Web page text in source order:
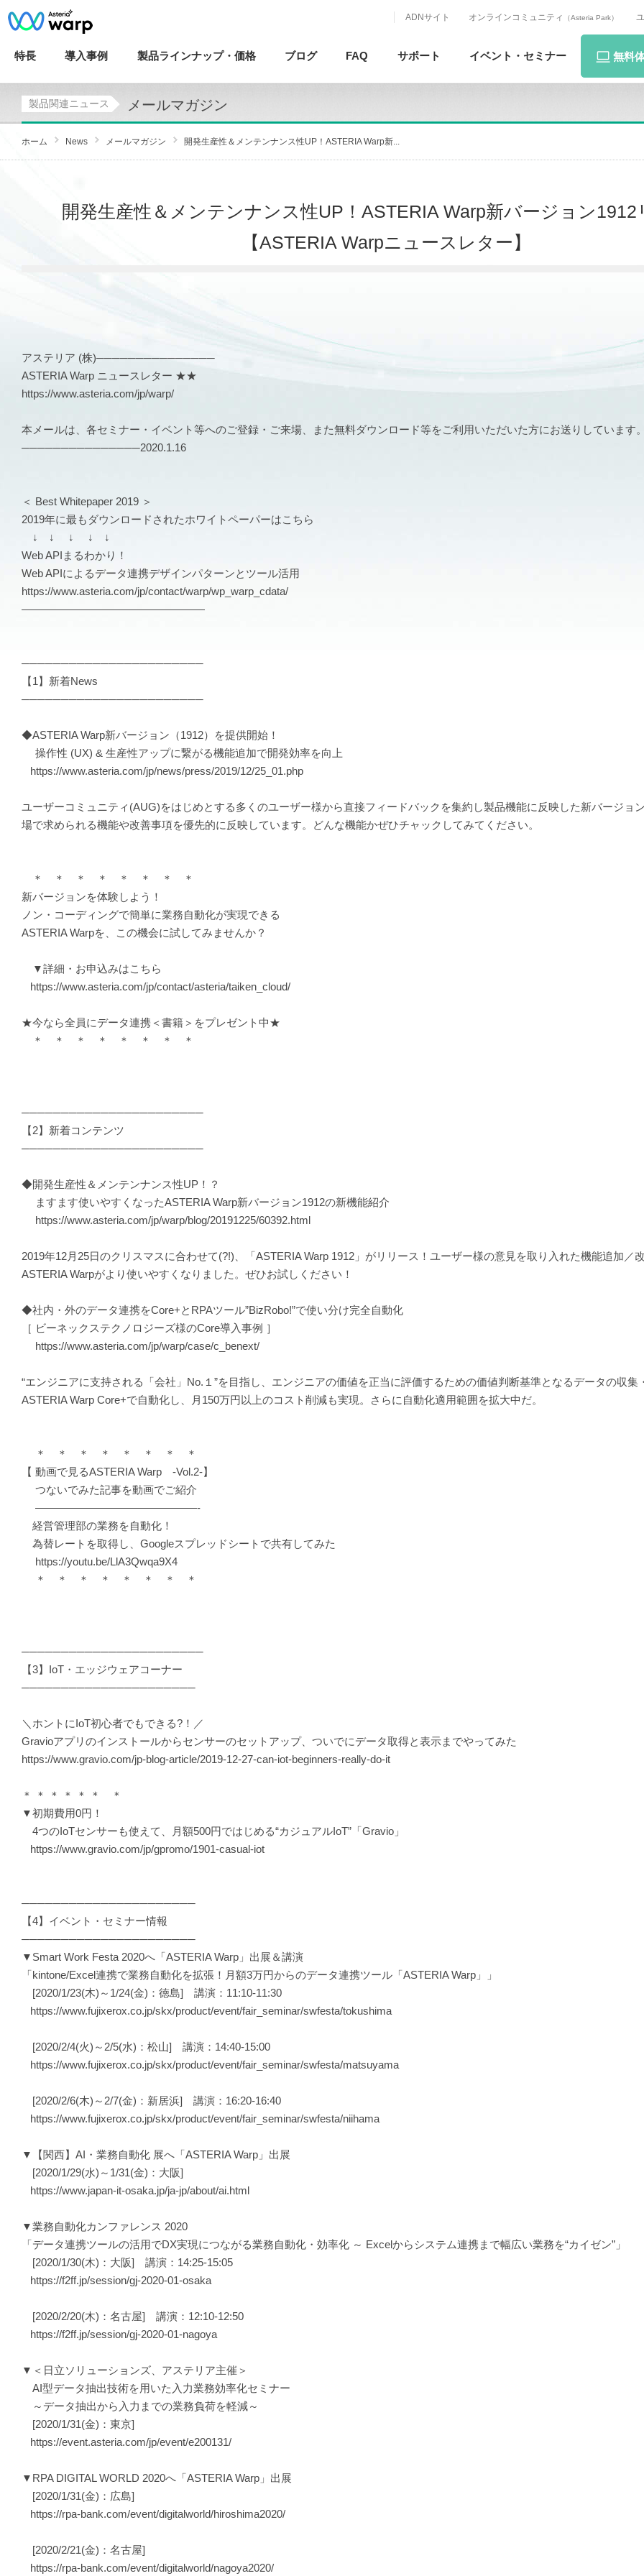
ADNサイト オンラインコミュニティ （Asteria Park）
特長 導入事例 製品ラインナップ・ 価格 ブログ FAQ サポート イベント・ セミナー 無料
製品関連ニュース メールマガジン
ホーム News メールマガジン 開発生産性＆メンテンナンス性UP！ASTERIA Warp新...
開発生産性＆メンテンナンス性UP！ASTERIA Warp新バージョン1912
【ASTERIA Warpニュースレター】
アステリア (株)───────────────
ASTERIA Warp ニュースレター ★★
https://www.asteria.com/jp/warp/
本メールは、各セミナー・イベント等へのご登録・ご来場、また無料ダウンロード等をご利用いただいた方にお送りしています。
───────────────2020.1.16
＜ Best Whitepaper 2019 ＞
2019年に最もダウンロードされたホワイトペーパーはこちら
↓ ↓ ↓ ↓ ↓
Web APIまるわかり！
Web APIによるデータ連携デザインパターンとツール活用
https://www.asteria.com/jp/contact/warp/wp_warp_cdata/
—————————————————
───────────────────────
【1】新着News
───────────────────────
◆ASTERIA Warp新バージョン（1912）を提供開始！
操作性 (UX) & 生産性アップに繋がる機能追加で開発効率を向上
https://www.asteria.com/jp/news/press/2019/12/25_01.php
ユーザーコミュニティ(AUG)をはじめとする多くのユーザー様から直接フィードバックを集約し製品機能に反映した新バージョ
場で求められる機能や改善事項を優先的に反映しています。どんな機能かぜひチャックしてみてください。
＊ ＊ ＊ ＊ ＊ ＊ ＊ ＊
新バージョンを体験しよう！
ノン・コーディングで簡単に業務自動化が実現できる
ASTERIA Warpを、この機会に試してみませんか？
▼詳細・お申込みはこちら
https://www.asteria.com/jp/contact/asteria/taiken_cloud/
★今なら全員にデータ連携＜書籍＞をプレゼント中★
＊ ＊ ＊ ＊ ＊ ＊ ＊ ＊
───────────────────────
【2】新着コンテンツ
───────────────────────
◆開発生産性＆メンテンナンス性UP！？
ますます使いやすくなったASTERIA Warp新バージョン1912の新機能紹介
https://www.asteria.com/jp/warp/blog/20191225/60392.html
2019年12月25日のクリスマスに合わせて(?!)、「ASTERIA Warp 1912」がリリース！ユーザー様の意見を取り入れた機能追加／改
ASTERIA Warpがより使いやすくなりました。ぜひお試しください！
◆社内・外のデータ連携をCore+とRPAツール”BizRobo!”で使い分け完全自動化
［ ビーネックステクノロジーズ様のCore導入事例 ］
https://www.asteria.com/jp/warp/case/c_benext/
“エンジニアに支持される「会社」No.１”を目指し、エンジニアの価値を正当に評価するための価値判断基準となるデータの収集
ASTERIA Warp Core+で自動化し、月150万円以上のコスト削減も実現。さらに自動化適用範囲を拡大中だ。
＊ ＊ ＊ ＊ ＊ ＊ ＊ ＊
【 動画で見るASTERIA Warp -Vol.2-】
つないでみた記事を動画でご紹介
———————————————-
経営管理部の業務を自動化！
為替レートを取得し、Googleスプレッドシートで共有してみた
https://youtu.be/LlA3Qwqa9X4
＊ ＊ ＊ ＊ ＊ ＊ ＊ ＊
───────────────────────
【3】IoT・エッジウェアコーナー
──────────────────────
＼ホントにIoT初心者でもできる?！／
Gravioアプリのインストールからセンサーのセットアップ、ついでにデータ取得と表示までやってみた
https://www.gravio.com/jp-blog-article/2019-12-27-can-iot-beginners-really-do-it
＊ ＊ ＊ ＊ ＊ ＊ ＊
▼初期費用0円！
4つのIoTセンサーも使えて、月額500円ではじめる“カジュアルIoT”「Gravio」
https://www.gravio.com/jp/gpromo/1901-casual-iot
──────────────────────
【4】イベント・セミナー情報
──────────────────────
▼Smart Work Festa 2020へ「ASTERIA Warp」出展＆講演
「kintone/Excel連携で業務自動化を拡張！月額3万円からのデータ連携ツール「ASTERIA Warp」」
[2020/1/23(木)～1/24(金)：徳島] 講演：11:10-11:30
https://www.fujixerox.co.jp/skx/product/event/fair_seminar/swfesta/tokushima
[2020/2/4(火)～2/5(水)：松山] 講演：14:40-15:00
https://www.fujixerox.co.jp/skx/product/event/fair_seminar/swfesta/matsuyama
[2020/2/6(木)～2/7(金)：新居浜] 講演：16:20-16:40
https://www.fujixerox.co.jp/skx/product/event/fair_seminar/swfesta/niihama
▼【関西】AI・業務自動化 展へ「ASTERIA Warp」出展
[2020/1/29(水)～1/31(金)：大阪]
https://www.japan-it-osaka.jp/ja-jp/about/ai.html
▼業務自動化カンファレンス 2020
「データ連携ツールの活用でDX実現につながる業務自動化・効率化 ～ Excelからシステム連携まで幅広い業務を“カイゼン”」
[2020/1/30(木)：大阪] 講演：14:25-15:05
https://f2ff.jp/session/gj-2020-01-osaka
[2020/2/20(木)：名古屋] 講演：12:10-12:50
https://f2ff.jp/session/gj-2020-01-nagoya
▼＜日立ソリューションズ、アステリア主催＞
AI型データ抽出技術を用いた入力業務効率化セミナー
～データ抽出から入力までの業務負荷を軽減～
[2020/1/31(金)：東京]
https://event.asteria.com/jp/event/e200131/
▼RPA DIGITAL WORLD 2020へ「ASTERIA Warp」出展
[2020/1/31(金)：広島]
https://rpa-bank.com/event/digitalworld/hiroshima2020/
[2020/2/21(金)：名古屋]
https://rpa-bank.com/event/digitalworld/nagoya2020/